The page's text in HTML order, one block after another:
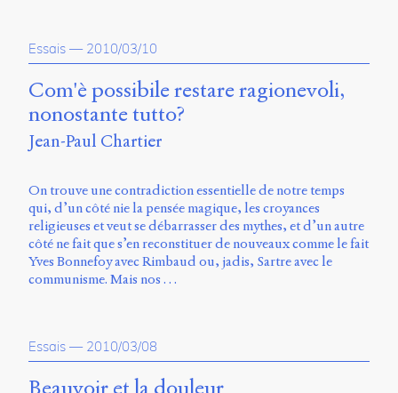
Essais — 2010/03/10
Com'è possibile restare ragionevoli,
nonostante tutto?
Jean-Paul Chartier
On trouve une contradiction essentielle de notre temps
qui, d’un côté nie la pensée magique, les croyances
religieuses et veut se débarrasser des mythes, et d’un autre
côté ne fait que s’en reconstituer de nouveaux comme le fait
Yves Bonnefoy avec Rimbaud ou, jadis, Sartre avec le
communisme. Mais nos …
Essais — 2010/03/08